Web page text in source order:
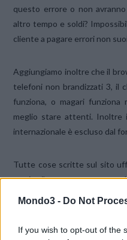
Mondo3 - Do Not
If you wish to opt-out of the
questo errore o non
altro tempo e soldi?
cliente a pagare errori non
Aggiungiamo inoltre che il
telefoni non brandizzati 3, il
funziona, o magari funziona
meglio stare attenti. Inoltre
internazionale è escluso dal
Tutte cose scritte sul sito
scarica il programma, ove
della licenza software di
senza alcuna traduzione in